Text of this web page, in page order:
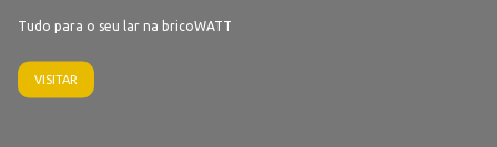
Tudo para o seu lar na bricoWATT
VISITAR